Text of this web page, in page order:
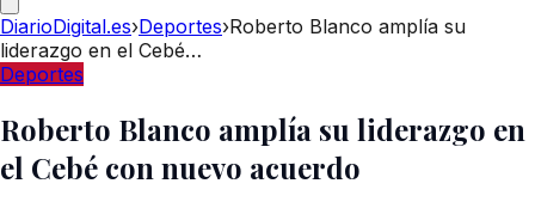
DiarioDigital.es›Deportes›Roberto Blanco amplía su
liderazgo en el Cebé…
Deportes
Roberto Blanco amplía su liderazgo en
el Cebé con nuevo acuerdo